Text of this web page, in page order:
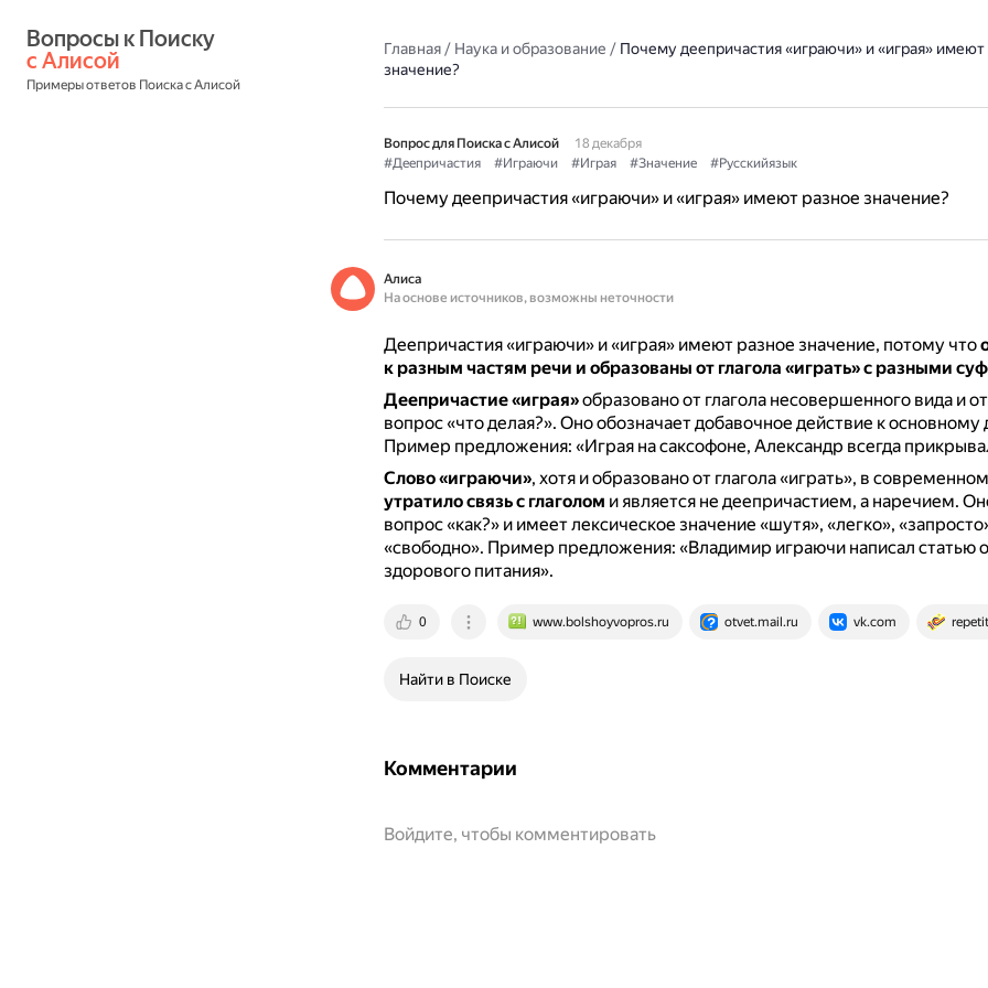
с Алисой
Примеры ответов Поиска с Алисой
Главная/ Наука и образование / Почему деепричастия «играючи» и «играя» имеют
значение?
Вопрос для Поиска с Алисой
18 декабря
#Деепричастия
#Играючи #Играя #Значение #Русскийязык
Почему деепричастия «играючи» и «играя» имеют разное значение?
Алиса
На основе источников, возможны неточности
Деепричастия «играючи» и «играя» имеют разное значение, потому что
к разным частям речи и образованы от глагола «играть» с разными
Деепричастие «играя»образовано от глагола несовершенного вида и
вопрос «что делая?». Оно обозначает добавочное действие к основному
Пример предложения: «Играя на саксофоне, Александр всегда
Слово «играючи», хотя и образовано от глагола «играть», в
утратило связь с глаголом и является не деепричастием, а наречием.
вопрос «как?» и имеет лексическое значение «шутя», «легко»,
«свободно». Пример предложения: «Владимир играючи написал статью
здорового питания».
0 www.bolshoyvopros.ru otvet.mail.ru vk.com
Найти в Поиске
Комментарии
Войдите, чтобы комментировать